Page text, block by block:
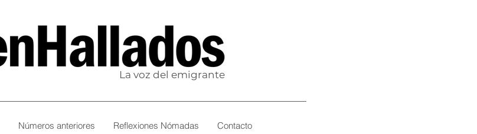
La voz del emigrante
Números anteriores Reflexiones Nómadas Contacto